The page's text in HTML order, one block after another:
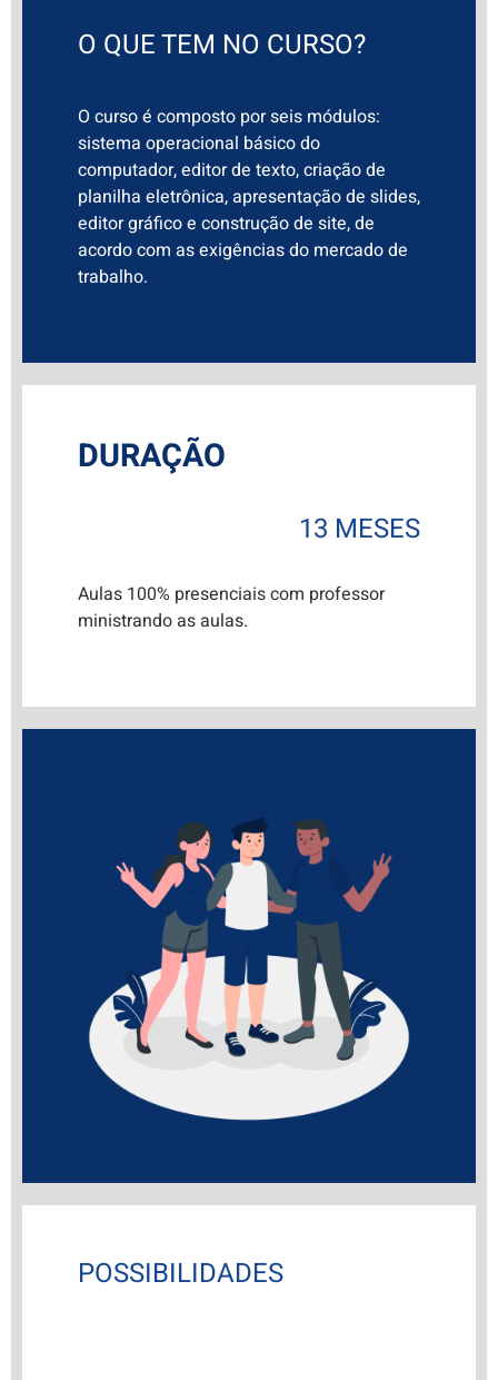
O QUE TEM NO CURSO?
O curso é composto por seis módulos:
sistema operacional básico do
computador, editor de texto, criação de
planilha eletrônica, apresentação de slides,
editor gráfico e construção de site, de
acordo com as exigências do mercado de
trabalho.
DURAÇÃO
13 MESES
Aulas 100% presenciais com professor
ministrando as aulas.
POSSIBILIDADES